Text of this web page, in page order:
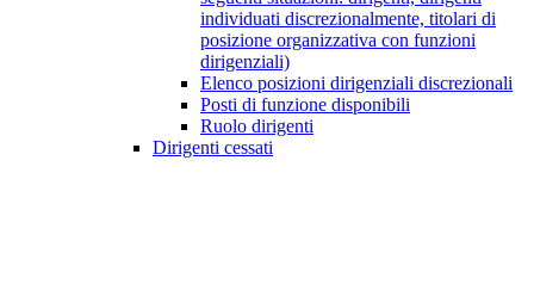
individuati discrezionalmente, titolari di
posizione organizzativa con funzioni
dirigenziali)
Elenco posizioni dirigenziali discrezionali
Posti di funzione disponibili
Ruolo dirigenti
Dirigenti cessati